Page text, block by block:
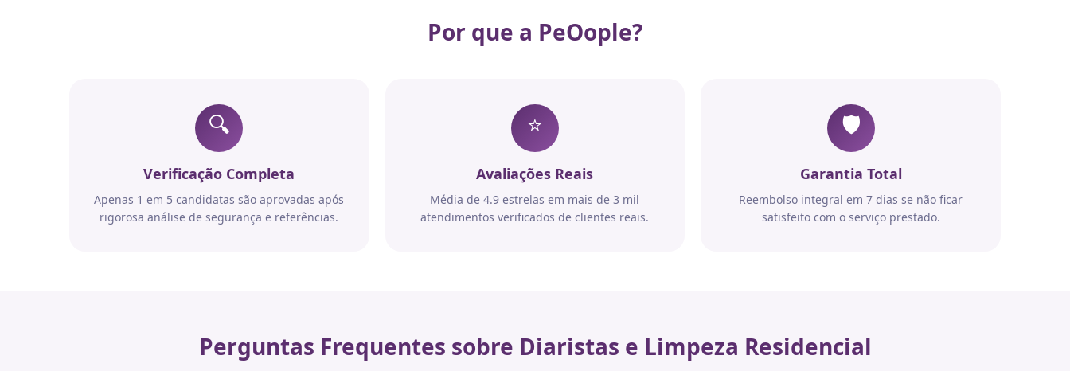
Por que a PeOople?
🔍
Verificação Completa
Apenas 1 em 5 candidatas são aprovadas após
rigorosa análise de segurança e referências.
⭐
Avaliações Reais
Média de 4.9 estrelas em mais de 3 mil
atendimentos verificados de clientes reais.
🛡️
Garantia Total
Reembolso integral em 7 dias se não ficar
satisfeito com o serviço prestado.
Perguntas Frequentes sobre Diaristas e Limpeza Residencial